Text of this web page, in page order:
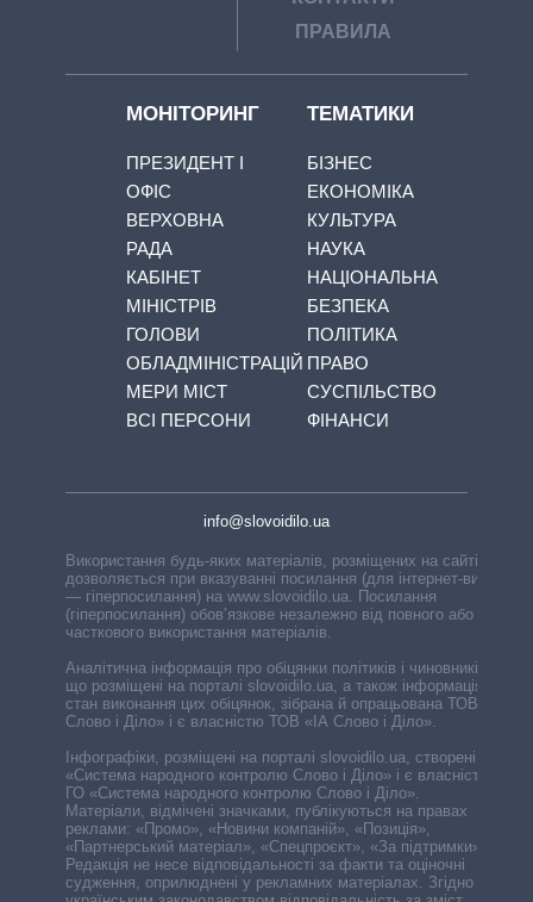
ПРАВИЛА
МОНІТОРИНГ
ПРЕЗИДЕНТ І
ОФІС
ВЕРХОВНА
РАДА
КАБІНЕТ
МІНІСТРІВ
ГОЛОВИ
ОБЛАДМІНІСТРАЦІЙ
МЕРИ МІСТ
ВСІ ПЕРСОНИ
ТЕМАТИКИ
БІЗНЕС
ЕКОНОМІКА
КУЛЬТУРА
НАУКА
НАЦІОНАЛЬНА
БЕЗПЕКА
ПОЛІТИКА
ПРАВО
СУСПІЛЬСТВО
ФІНАНСИ
info@slovoidilo.ua
Використання будь-яких матеріалів, розміщених на сайті,
дозволяється при вказуванні посилання (для інтернет-видань
— гіперпосилання) на www.slovoidilo.ua. Посилання
(гіперпосилання) обов’язкове незалежно від повного або
часткового використання матеріалів.
Аналітична інформація про обіцянки політиків і чиновників,
що розміщені на порталі slovoidilo.ua, а також інформація про
стан виконання цих обіцянок, зібрана й опрацьована ТОВ «ІА
Слово і Діло» і є власністю ТОВ «ІА Слово і Діло».
Інфографіки, розміщені на порталі slovoidilo.ua, створені ГО
«Система народного контролю Слово і Діло» і є власністю
ГО «Система народного контролю Слово і Діло».
Матеріали, відмічені значками, публікуються на правах
реклами: «Промо», «Новини компаній», «Позиція»,
«Партнерський матеріал», «Спецпроєкт», «За підтримки».
Редакція не несе відповідальності за факти та оціночні
судження, оприлюднені у рекламних матеріалах. Згідно з